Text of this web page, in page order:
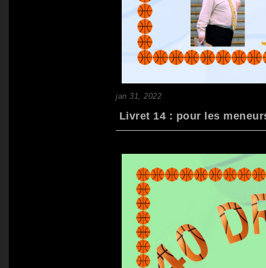
jan 31, 2022
Livret 14 : pour les